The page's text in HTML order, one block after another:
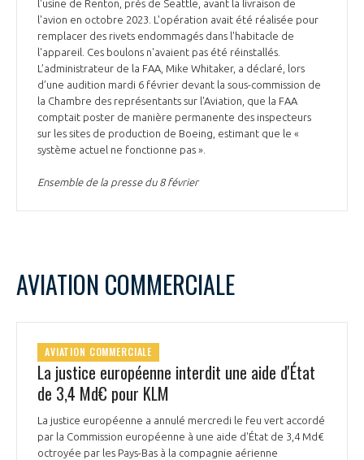
l'usine de Renton, près de Seattle, avant la livraison de
l'avion en octobre 2023. L'opération avait été réalisée pour
remplacer des rivets endommagés dans l'habitacle de
l'appareil. Ces boulons n'avaient pas été réinstallés.
L’administrateur de la FAA, Mike Whitaker, a déclaré, lors
d’une audition mardi 6 février devant la sous-commission de
la Chambre des représentants sur l'Aviation, que la FAA
comptait poster de manière permanente des inspecteurs
sur les sites de production de Boeing, estimant que le «
système actuel ne fonctionne pas ».
Ensemble de la presse du 8 février
AVIATION COMMERCIALE
AVIATION COMMERCIALE
La justice européenne interdit une aide d'État
de 3,4 Md€ pour KLM
La justice européenne a annulé mercredi le feu vert accordé
par la Commission européenne à une aide d'État de 3,4 Md€
octroyée par les Pays-Bas à la compagnie aérienne